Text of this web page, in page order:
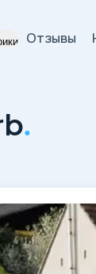
Отзывы
.